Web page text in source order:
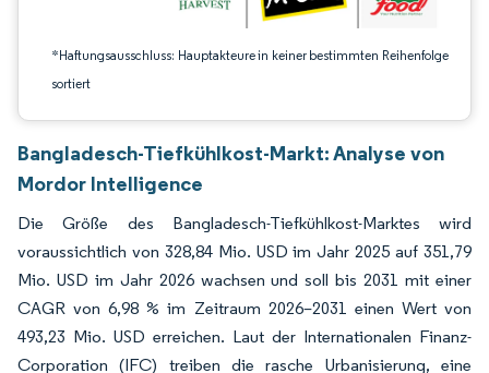
*Haftungsausschluss: Hauptakteure in keiner bestimmten Reihenfolge
sortiert
Bangladesch-Tiefkühlkost-Markt: Analyse von
Mordor Intelligence
Die Größe des Bangladesch-Tiefkühlkost-Marktes wird
voraussichtlich von 328,84 Mio. USD im Jahr 2025 auf 351,79
Mio. USD im Jahr 2026 wachsen und soll bis 2031 mit einer
CAGR von 6,98 % im Zeitraum 2026–2031 einen Wert von
493,23 Mio. USD erreichen. Laut der Internationalen Finanz-
Corporation (IFC) treiben die rasche Urbanisierung, eine